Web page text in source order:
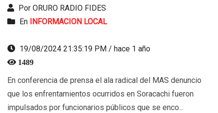
Por ORURO RADIO FIDES
En
INFORMACION LOCAL
19/08/2024 21:35:19 PM / hace 1 año
1489
En conferencia de prensa el ala radical del MAS denuncio
que los enfrentamientos ocurridos en Soracachi fueron
impulsados por funcionarios públicos que se enco...